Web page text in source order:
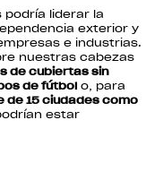
podría liderar la
exterior y
e industrias.
nuestras cabezas
de cubiertas sin
de fútbol o, para
de 15 ciudades como
estar